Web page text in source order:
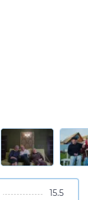
15.5